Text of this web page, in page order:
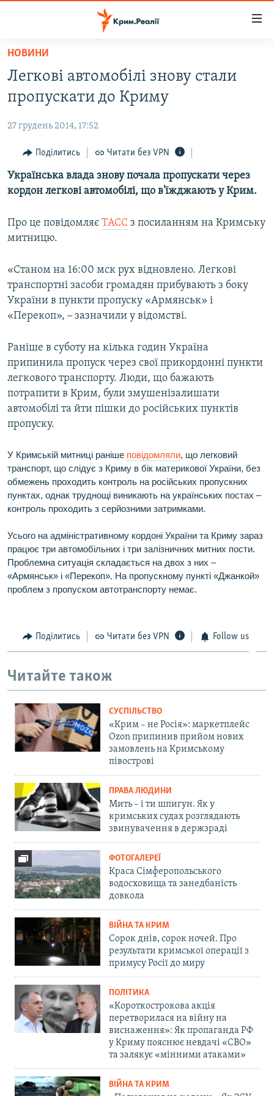
Перейти
основного
матеріалу
Перейти
до
навігації
Перейти
до
ВІДЕО ТА ФОТО
ПОЛІТИКА
БЛОГИ
ПОГЛЯД
ІНТЕРВ'Ю
ВСЕ ЗА ДЕНЬ
СПЕЦПРОЕКТИ
ВІДЕОУРОКИ «ELIFBE»
СВІДЧЕННЯ ОКУПАЦІЇ
ІНФОГРАФІКА
ЯК ОБІЙТИ БЛОКУВАННЯ
Русский
Qırımtatar
ДОЛУЧАЙСЯ!
Усі сайти RFE/RL
НОВИНИ
Легкові автомобілі знову стали
пропускати до Криму
27 грудень 2014, 17:52
Поділитись Читати без VPN
Українська влада знову почала пропускати через
кордон легкові автомобілі, що в'їжджають у Крим.
Про це повідомляє ТАСС з посиланням на Кримську
митницю.
«Станом на 16:00 мск рух відновлено. Легкові
транспортні засоби громадян прибувають з боку
України в пункти пропуску «Армянськ» і
«Перекоп», –зазначили у відомстві.
Раніше в суботу на кілька годин Україна
припинила пропуск через свої прикордонні пункти
легкового транспорту. Люди, що бажають
потрапити в Крим, були змушенізалишати
автомобілі та йти пішки до російських пунктів
пропуску.
У Кримській митниці раніше повідомляли, що легковий
транспорт, що слідує з Криму в бік материкової України, без
обмежень проходить контроль на російських пропускних
пунктах, однак труднощі виникають на українських постах –
контроль проходить з серйозними затримками.
Усього на адміністративному кордоні України та Криму зараз
працює три автомобільних і три залізничних митних пости.
Проблемна ситуація складається на двох з них –
«Армянськ» і «Перекоп». На пропускному пункті «Джанкой»
проблем з пропуском автотранспорту немає.
Поділитись Читати без VPN Follow us
Читайте також
СУСПІЛЬСТВО
«Крим – не Росія»: маркетплейс
Ozon припинив прийом нових
замовлень на Кримському
півострові
ПРАВА ЛЮДИНИ
Мить – і ти шпигун. Як у
кримських судах розглядають
звинувачення в держзраді
ФОТОГАЛЕРЕЇ
Краса Сімферопольського
водосховища та занедбаність
довкола
ВІЙНА ТА КРИМ
Сорок днів, сорок ночей. Про
результати кримської операції з
примусу Росії до миру
ПОЛІТИКА
«Короткострокова акція
перетворилася на війну на
виснаження»: Як пропаганда РФ
у Криму пояснює невдачі «СВО»
та залякує «мінними атаками»
ВІЙНА ТА КРИМ